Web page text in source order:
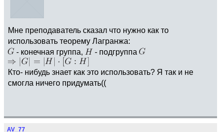
Мне преподаватель сказал что нужно как то
использовать теорему Лагранжа:
- конечная группа,
- подгруппа
Кто- нибудь знает как это использовать? Я так и не
смогла ничего придумать((
AV_77